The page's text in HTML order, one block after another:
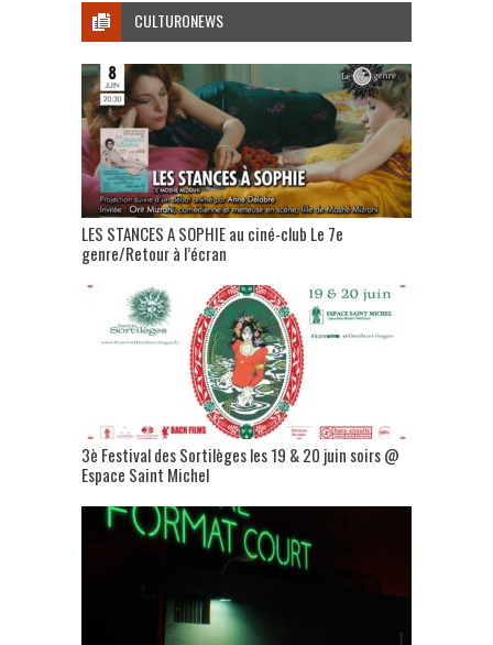
CULTURONEWS
LES STANCES A SOPHIE au ciné-club Le 7e
genre/Retour à l’écran
3è Festival des Sortilèges les 19 & 20 juin soirs @
Espace Saint Michel